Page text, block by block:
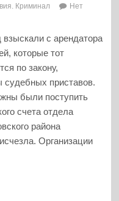
Криминал
Нет
с арендатора
которые тот
по закону,
судебных приставов.
были поступить
счета отдела
района
Организации